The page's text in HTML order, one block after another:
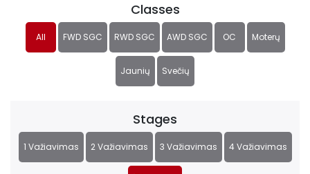
Classes
All FWD SGC RWD SGC AWD SGC OC Moterų
Jaunių Svečių
Stages
1 Važiavimas 2 Važiavimas 3 Važiavimas 4 Važiavimas